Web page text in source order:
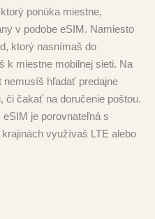
ponúka miestne,
v podobe eSIM. Namiesto
ktorý nasnímaš do
k miestne mobilnej sieti. Na
nemusíš hľadať predajne
či čakať na doručenie poštou.
je porovnateľná s
využívaš LTE alebo